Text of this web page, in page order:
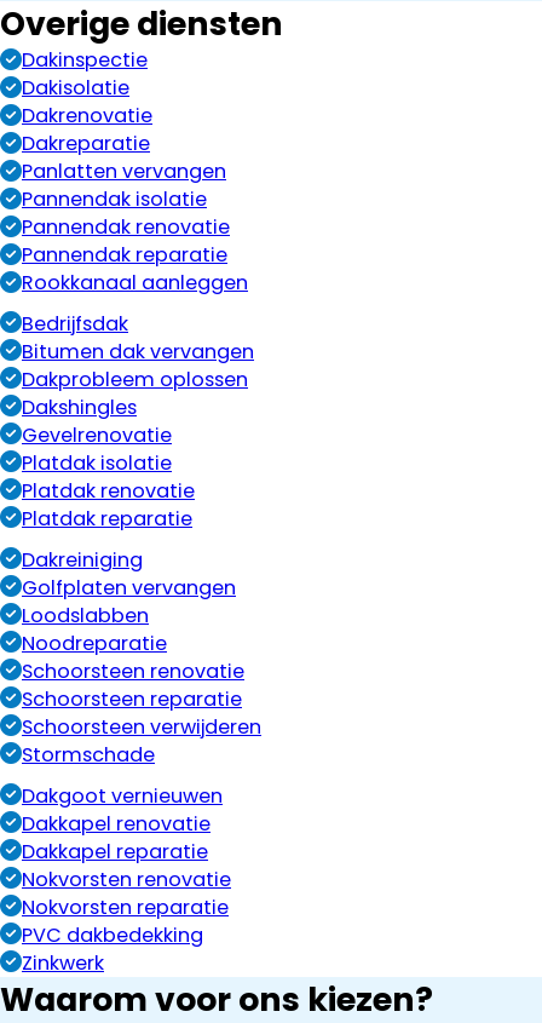
Overige diensten
Dakinspectie
Dakisolatie
Dakrenovatie
Dakreparatie
Panlatten vervangen
Pannendak isolatie
Pannendak renovatie
Pannendak reparatie
Rookkanaal aanleggen
Bedrijfsdak
Bitumen dak vervangen
Dakprobleem oplossen
Dakshingles
Gevelrenovatie
Platdak isolatie
Platdak renovatie
Platdak reparatie
Dakreiniging
Golfplaten vervangen
Loodslabben
Noodreparatie
Schoorsteen renovatie
Schoorsteen reparatie
Schoorsteen verwijderen
Stormschade
Dakgoot vernieuwen
Dakkapel renovatie
Dakkapel reparatie
Nokvorsten renovatie
Nokvorsten reparatie
PVC dakbedekking
Zinkwerk
Waarom voor ons kiezen?